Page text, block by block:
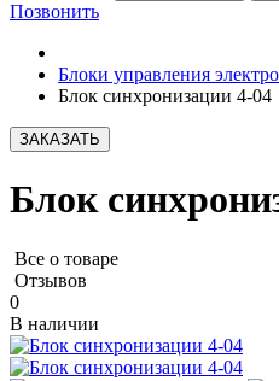
Позвонить
Блоки управления
Блок синхронизации 4-04
ЗАКАЗАТЬ
Блок
Все о товаре
Отзывов
0
В наличии